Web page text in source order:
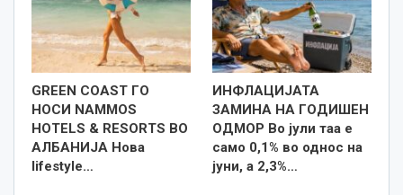
GREEN COAST ГО
НОСИ NAMMOS
HOTELS & RESORTS ВО
АЛБАНИЈА Нова
lifestyle…
ИНФЛАЦИЈАТА
ЗАМИНА НА ГОДИШЕН
ОДМОР Во јули таа е
само 0,1% во однос на
јуни, а 2,3%…